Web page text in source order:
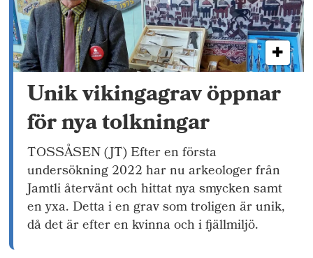
Unik vikingagrav öppnar
för nya tolkningar
TOSSÅSEN (JT) Efter en första
undersökning 2022 har nu arkeologer från
Jamtli återvänt och hittat nya smycken samt
en yxa. Detta i en grav som troligen är unik,
då det är efter en kvinna och i fjällmiljö.